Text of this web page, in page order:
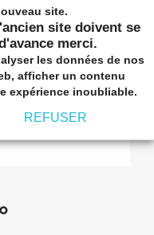
shopping_cart

site.
site doivent se
merci.
les données de nos
afficher un contenu
expérience inoubliable.
REFUSER